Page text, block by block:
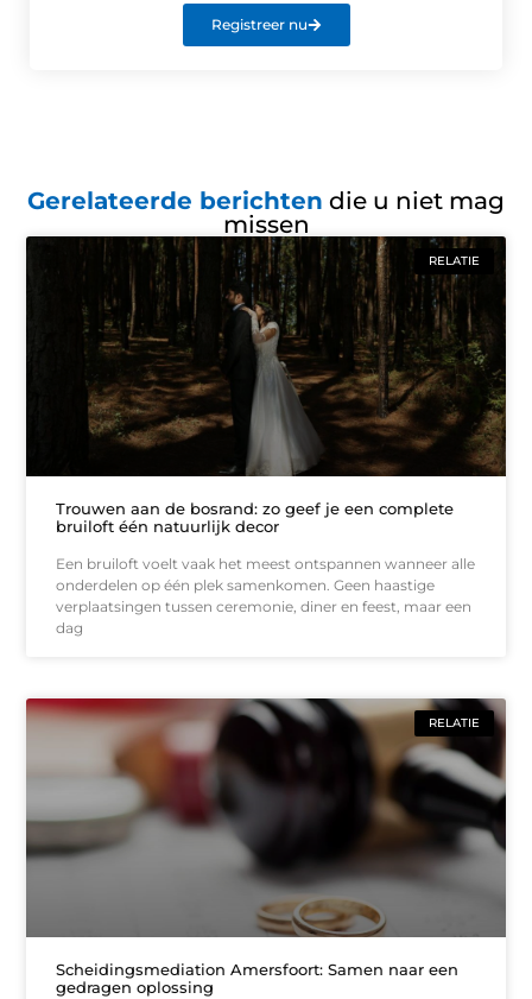
Registreer nu
Gerelateerde berichten die u niet mag
missen
RELATIE
Trouwen aan de bosrand: zo geef je een complete
bruiloft één natuurlijk decor
Een bruiloft voelt vaak het meest ontspannen wanneer alle
onderdelen op één plek samenkomen. Geen haastige
verplaatsingen tussen ceremonie, diner en feest, maar een
dag
RELATIE
Scheidingsmediation Amersfoort: Samen naar een
gedragen oplossing